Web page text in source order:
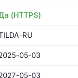
(HTTPS)
RU
05-03
05-03